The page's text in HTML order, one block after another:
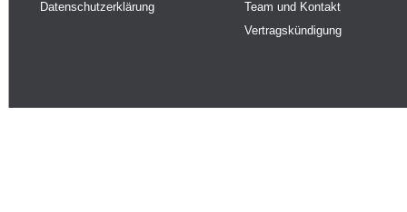
Datenschutzerklärung
Team und Kontakt
Vertragskündigung